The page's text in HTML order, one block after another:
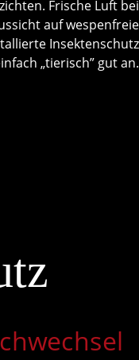
Frische Luft bei
auf wespenfreie
Insektenschutz
„tierisch” gut an.